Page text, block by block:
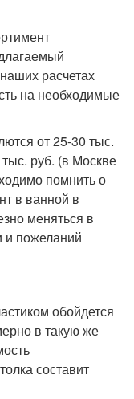
расчетах
на необходимые
от 25-30 тыс.
руб. (в Москве
помнить о
в ванной в
меняться в
и пожеланий
обойдется
в такую же
составит